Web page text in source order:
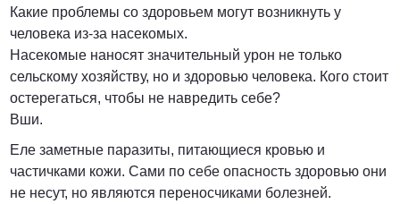
Какие проблемы со здоровьем могут возникнуть у
человека из-за насекомых.
Насекомые наносят значительный урон не только
сельскому хозяйству, но и здоровью человека. Кого стоит
остерегаться, чтобы не навредить себе?
Вши.
Еле заметные паразиты, питающиеся кровью и
частичками кожи. Сами по себе опасность здоровью они
не несут, но являются переносчиками болезней.